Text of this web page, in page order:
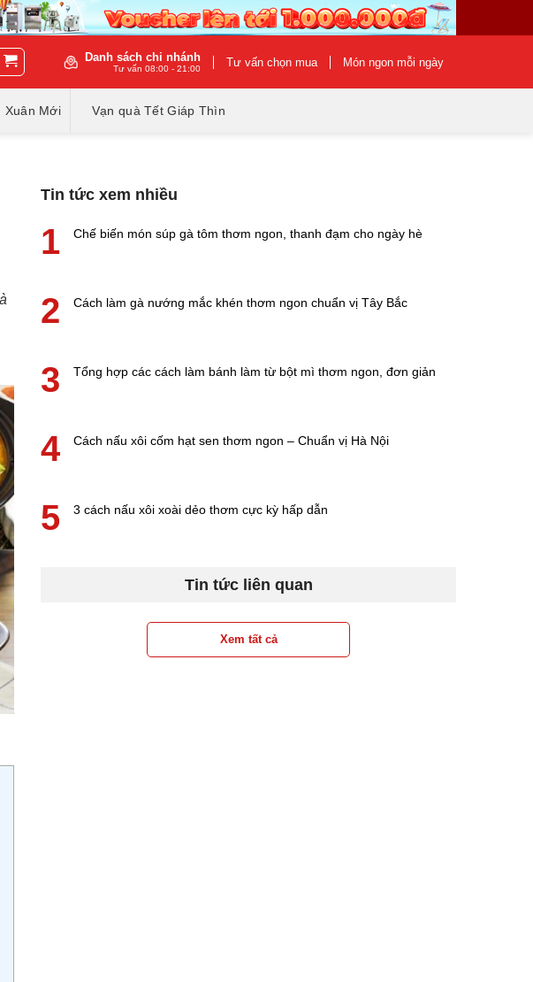
Danh sách chi nhánh
Tư vấn 08:00 - 21:00 Tư vấn chọn mua Món ngon mỗi ngày
Xuân Mới Vạn quà Tết Giáp Thìn
Tin tức xem nhiều
1 Chế biến món súp gà tôm thơm ngon, thanh đạm cho ngày hè
2 Cách làm gà nướng mắc khén thơm ngon chuẩn vị Tây Bắc
3 Tổng hợp các cách làm bánh làm từ bột mì thơm ngon, đơn giản
4 Cách nấu xôi cốm hạt sen thơm ngon – Chuẩn vị Hà Nội
5 3 cách nấu xôi xoài dẻo thơm cực kỳ hấp dẫn
Tin tức liên quan
Xem tất cả